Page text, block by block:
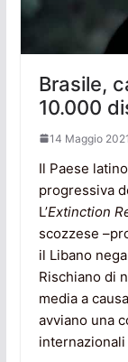
Brasile,
10.000
14 Maggio 2021
Il Paese
progressiva
L’Extinction
scozzese
il Libano
Rischiano di
media a
avviano una